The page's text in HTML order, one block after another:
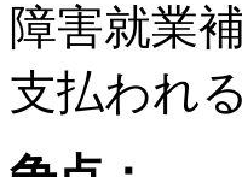
障害就業
支払われ